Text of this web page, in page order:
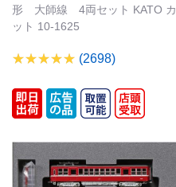
形 大師線 4両セット KATO カ
ット 10-1625
(2698)